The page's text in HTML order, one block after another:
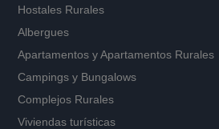
Hostales Rurales
Albergues
Apartamentos yApartamentos Rurales
Campings y Bungalows
Complejos Rurales
Viviendas turísticas